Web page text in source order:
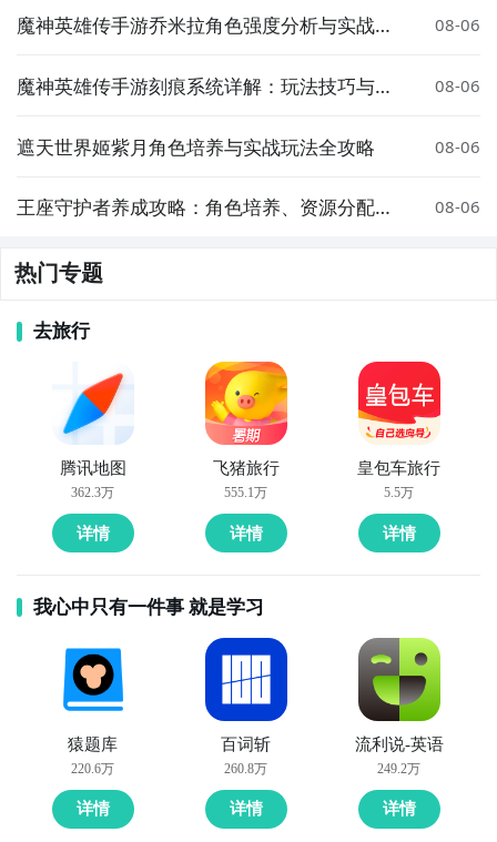
魔神英雄传手游乔米拉角色强度分析与实战搭
08-06
魔神英雄传手游刻痕系统详解：玩法技巧与实
08-06
遮天世界姬紫月角色培养与实战玩法全攻略 08-06
王座守护者养成攻略：角色培养、资源分配与
08-06
热门专题
去旅行
腾讯地图
362.3万
详情
飞猪旅行
555.1万
详情
皇包车旅行
5.5万
详情
我心中只有一件事 就是学习
猿题库
220.6万
详情
百词斩
260.8万
详情
流利说-英语
249.2万
详情